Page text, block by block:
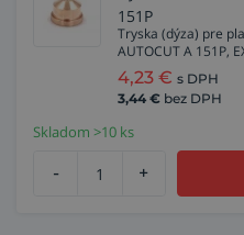
151P
Tryska (dýza) pre
AUTOCUT A 151P,
4,23 € s DPH
3,44 € bez DPH
Skladom >10 ks
- +